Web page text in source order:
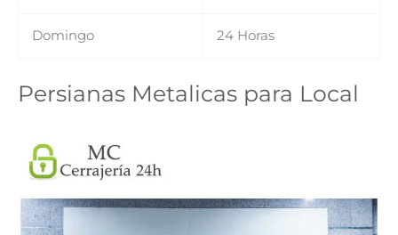
Domingo 24 Horas
Persianas Metalicas para Local